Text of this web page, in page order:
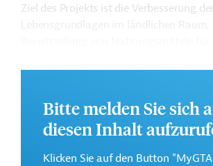
Ziel des Projekts ist die Verbesserung der
Die Durchführung des Projekts ist
bis Dezember 2027.
Weitere Informationen zu dem
Bitte melden Sie sich
diesen Inhalt
Klicken Sie auf den Button